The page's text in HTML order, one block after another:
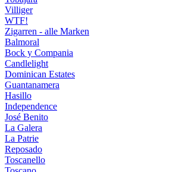
Villiger
WTF!
Zigarren - alle Marken
Balmoral
Bock y Compania
Candlelight
Dominican Estates
Guantanamera
Hasillo
Independence
José Benito
La Galera
La Patrie
Reposado
Toscanello